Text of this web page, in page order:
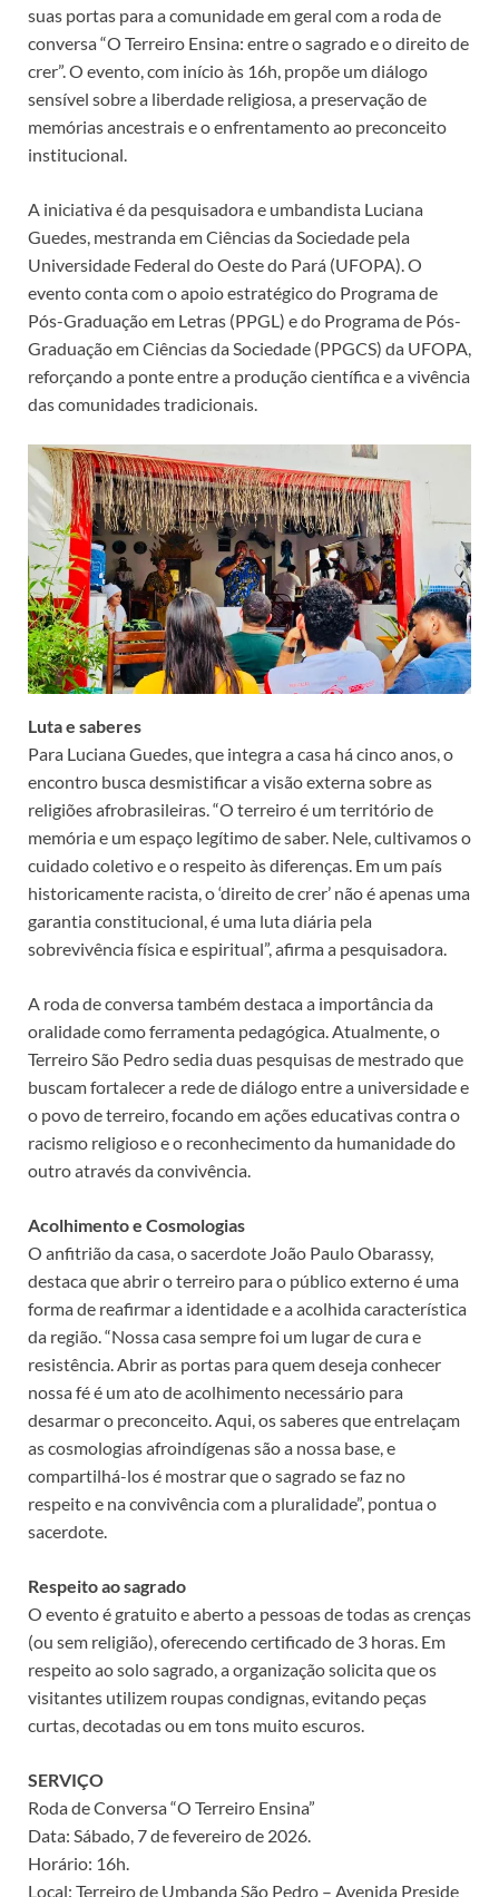
suas portas para a comunidade em geral com a roda de
conversa “O Terreiro Ensina: entre o sagrado e o direito de
crer”. O evento, com início às 16h, propõe um diálogo
sensível sobre a liberdade religiosa, a preservação de
memórias ancestrais e o enfrentamento ao preconceito
institucional.
A iniciativa é da pesquisadora e umbandista Luciana
Guedes, mestranda em Ciências da Sociedade pela
Universidade Federal do Oeste do Pará (UFOPA). O
evento conta com o apoio estratégico do Programa de
Pós-Graduação em Letras (PPGL) e do Programa de Pós-
Graduação em Ciências da Sociedade (PPGCS) da UFOPA,
reforçando a ponte entre a produção científica e a vivência
das comunidades tradicionais.
Luta e saberes
Para Luciana Guedes, que integra a casa há cinco anos, o
encontro busca desmistificar a visão externa sobre as
religiões afrobrasileiras. “O terreiro é um território de
memória e um espaço legítimo de saber. Nele, cultivamos o
cuidado coletivo e o respeito às diferenças. Em um país
historicamente racista, o ‘direito de crer’ não é apenas uma
garantia constitucional, é uma luta diária pela
sobrevivência física e espiritual”, afirma a pesquisadora.
A roda de conversa também destaca a importância da
oralidade como ferramenta pedagógica. Atualmente, o
Terreiro São Pedro sedia duas pesquisas de mestrado que
buscam fortalecer a rede de diálogo entre a universidade e
o povo de terreiro, focando em ações educativas contra o
racismo religioso e o reconhecimento da humanidade do
outro através da convivência.
Acolhimento e Cosmologias
O anfitrião da casa, o sacerdote João Paulo Obarassy,
destaca que abrir o terreiro para o público externo é uma
forma de reafirmar a identidade e a acolhida característica
da região. “Nossa casa sempre foi um lugar de cura e
resistência. Abrir as portas para quem deseja conhecer
nossa fé é um ato de acolhimento necessário para
desarmar o preconceito. Aqui, os saberes que entrelaçam
as cosmologias afroindígenas são a nossa base, e
compartilhá-los é mostrar que o sagrado se faz no
respeito e na convivência com a pluralidade”, pontua o
sacerdote.
Respeito ao sagrado
O evento é gratuito e aberto a pessoas de todas as crenças
(ou sem religião), oferecendo certificado de 3 horas. Em
respeito ao solo sagrado, a organização solicita que os
visitantes utilizem roupas condignas, evitando peças
curtas, decotadas ou em tons muito escuros.
SERVIÇO
Roda de Conversa “O Terreiro Ensina”
Data: Sábado, 7 de fevereiro de 2026.
Horário: 16h.
Local: Terreiro de Umbanda São Pedro – Avenida Preside